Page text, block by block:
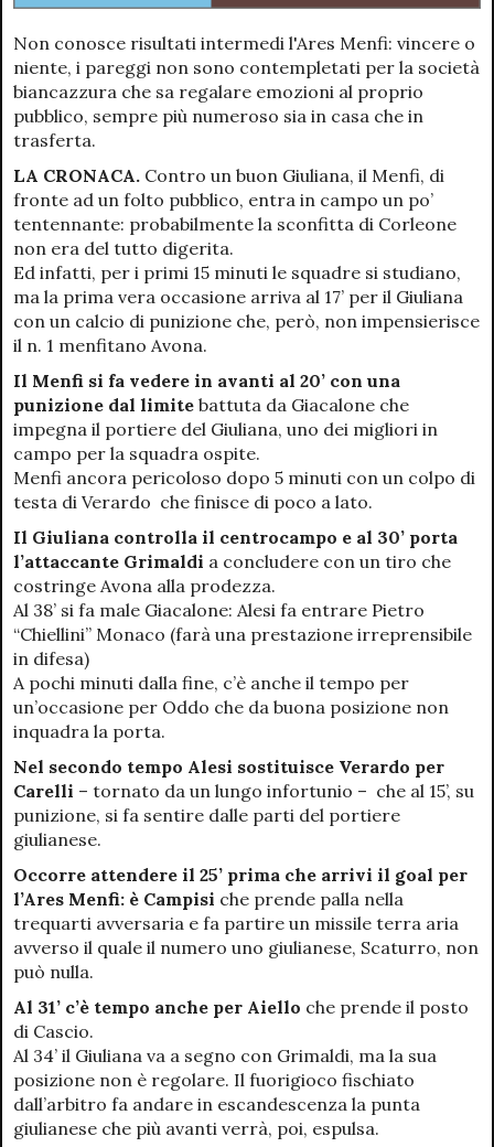
Non conosce risultati intermedi l'Ares Menfi: vincere o
niente, i pareggi non sono contempletati per la società
biancazzura che sa regalare emozioni al proprio
pubblico, sempre più numeroso sia in casa che in
trasferta.
LA CRONACA. Contro un buon Giuliana, il Menfi, di
fronte ad un folto pubblico, entra in campo un po’
tentennante: probabilmente la sconfitta di Corleone
non era del tutto digerita.
Ed infatti, per i primi 15 minuti le squadre si studiano,
ma la prima vera occasione arriva al 17’ per il Giuliana
con un calcio di punizione che, però, non impensierisce
il n. 1 menfitano Avona.
Il Menfi si fa vedere in avanti al 20’ con una
punizione dal limite battuta da Giacalone che
impegna il portiere del Giuliana, uno dei migliori in
campo per la squadra ospite.
Menfi ancora pericoloso dopo 5 minuti con un colpo di
testa di Verardo che finisce di poco a lato.
Il Giuliana controlla il centrocampo e al 30’ porta
l’attaccante Grimaldi a concludere con un tiro che
costringe Avona alla prodezza.
Al 38’ si fa male Giacalone: Alesi fa entrare Pietro
“Chiellini” Monaco (farà una prestazione irreprensibile
in difesa)
A pochi minuti dalla fine, c’è anche il tempo per
un’occasione per Oddo che da buona posizione non
inquadra la porta.
Nel secondo tempo Alesi sostituisce Verardo per
Carelli – tornato da un lungo infortunio – che al 15’, su
punizione, si fa sentire dalle parti del portiere
giulianese.
Occorre attendere il 25’ prima che arrivi il goal per
l’Ares Menfi: è Campisi che prende palla nella
trequarti avversaria e fa partire un missile terra aria
avverso il quale il numero uno giulianese, Scaturro, non
può nulla.
Al 31’ c’è tempo anche per Aiello che prende il posto
di Cascio.
Al 34’ il Giuliana va a segno con Grimaldi, ma la sua
posizione non è regolare. Il fuorigioco fischiato
dall’arbitro fa andare in escandescenza la punta
giulianese che più avanti verrà, poi, espulsa.